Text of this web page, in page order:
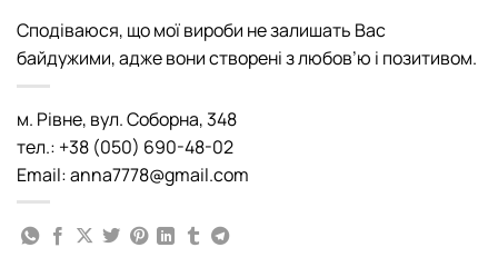
Сподіваюся, що мої вироби не залишать Вас
байдужими, адже вони створені з любов’ю і позитивом.
м. Рівне, вул. Соборна, 348
тел.: +38 (050) 690-48-02
Email: anna7778@gmail.com